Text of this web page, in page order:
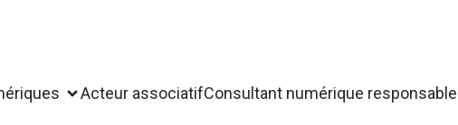
Acteur associatifConsultant numérique responsable